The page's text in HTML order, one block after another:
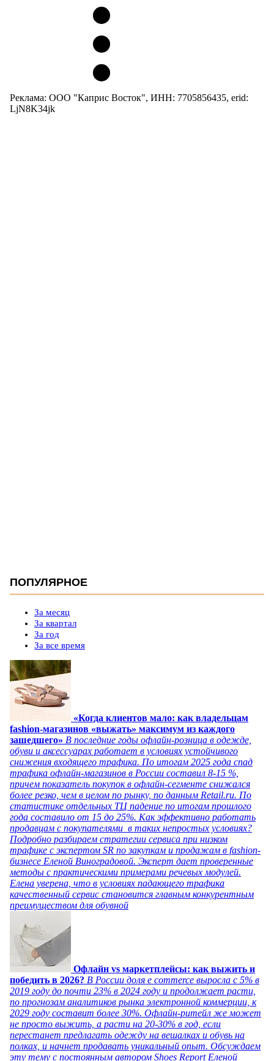
Реклама: ООО "Каприс Восток", ИНН: 7705856435, erid:
LjN8K34jk
ПОПУЛЯРНОЕ
За месяц
За квартал
За год
За все время
«Когда клиентов мало: как владельцам
fashion-магазинов «выжать» максимум из каждого
зашедшего» В последние годы офлайн-розница в одежде,
обуви и аксессуарах работает в условиях устойчивого
снижения входящего трафика. По итогам 2025 года спад
трафика офлайн-магазинов в России составил 8-15 %,
причем показатель покупок в офлайн-сегменте снижался
более резко, чем в целом по рынку, по данным Retail.ru. По
статистике отдельных ТЦ падение по итогам прошлого
года составило от 15 до 25%. Как эффективно работать
продавцам с покупателями в таких непростых условиях?
Подробно разбираем стратегии сервиса при низком
трафике с экспертом SR по закупкам и продажам в fashion-
бизнесе Еленой Виноградовой. Эксперт дает проверенные
методы с практическими примерами речевых модулей.
Елена уверена, что в условиях падающего трафика
качественный сервис становится главным конкурентным
преимуществом для обувной
Офлайн vs маркетплейсы: как выжить и
победить в 2026? В России доля e commerce выросла с 5% в
2019 году до почти 23% в 2024 году и продолжает расти,
по прогнозам аналитиков рынка электронной коммерции, к
2029 году составит более 30%. Офлайн-ритейл же может
не просто выжить, а расти на 20-30% в год, если
перестанет предлагать одежду на вешалках и обувь на
полках, и начнет продавать уникальный опыт. Обсуждаем
эту тему с постоянным автором Shoes Report Еленой